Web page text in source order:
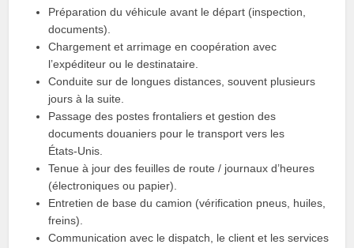
Préparation du véhicule avant le départ (inspection,
documents).
Chargement et arrimage en coopération avec
l’expéditeur ou le destinataire.
Conduite sur de longues distances, souvent plusieurs
jours à la suite.
Passage des postes frontaliers et gestion des
documents douaniers pour le transport vers les
États‑Unis.
Tenue à jour des feuilles de route / journaux d’heures
(électroniques ou papier).
Entretien de base du camion (vérification pneus, huiles,
freins).
Communication avec le dispatch, le client et les services